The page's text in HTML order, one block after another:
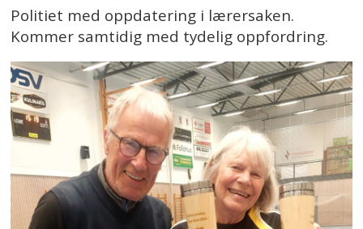
Politiet med oppdatering i lærersaken.
Kommer samtidig med tydelig oppfordring.